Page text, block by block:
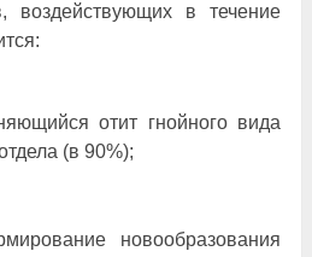
воздействующих в течение
отит гнойного вида
(в 90%);
новообразования